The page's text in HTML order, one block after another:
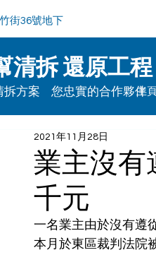
街36號地下
清拆 還原工程
拆方案 您忠實的合作夥伴主頁
業主沒有
千元
2021年11月28日
一名業主由於沒有遵
本月於東區裁判法院